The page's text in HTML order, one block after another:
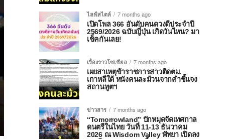
ไลฟ์สไตล์
7 months ago
เปิดโพล 366 อันดับคนดวงดีประจำปี
2569/2026 ฉบับญี่ปุ่น เกิดวันไหน? มา
เช็คกันเลย!
เรื่องราวโซเชียล
7 months ago
เผยสาเหตุข้าราชการสาวติดตม.
เกาหลีใต้ หนังคนละม้วนจากคำชี้แจง
สถานทูตฯ
ข่าวสาร
7 months ago
“Tomorrowland” ปักหมุดจัดเทศกาล
ดนตรีในไทย วันที่ 11-13 ธันวาคม
2026 ณ Wisdom Valley พัทยา เปิดลง